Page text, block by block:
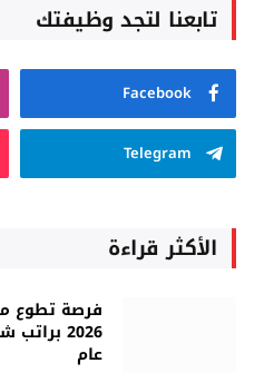
تابعنا لتجد وظيفتك
Facebook
Telegram
الأكثر قراءة
فرصة تطوع
2026
عام